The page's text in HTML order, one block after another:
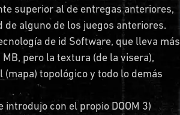
superior al de entregas anteriores,
alguno de los juegos anteriores.
de id Software, que lleva más
pero la textura (de la visera),
topológico y todo lo demás
con el propio DOOM 3)